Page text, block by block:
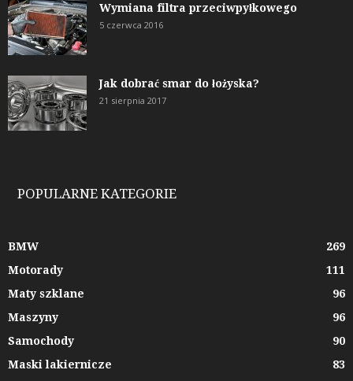
Wymiana filtra przeciwpyłkowego
5 czerwca 2016
Jak dobrać smar do łożyska?
21 sierpnia 2017
POPULARNE KATEGORIE
BMW
269
Motorady
111
Maty szklane
96
Maszyny
96
Samochody
90
Maski lakiernicze
83